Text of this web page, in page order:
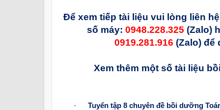
Để xem tiếp tài liệu vui lòng liên
số máy: 0948.228.325 (Zalo)
0919.281.916 (Zalo) để
Xem thêm một số tài liệu
·
Tuyển tập 8 chuyên đề bồi dưỡng